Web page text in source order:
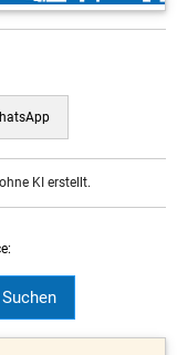
KI erstellt.